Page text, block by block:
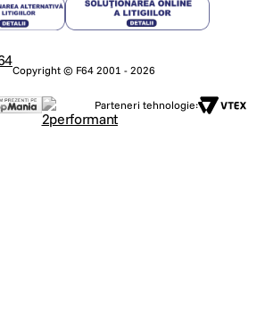
Copyright © F64 2001 - 2026
Parteneri tehnologie: